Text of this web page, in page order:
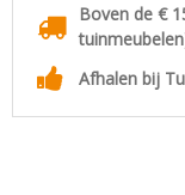
Boven de €
Afhalen bij